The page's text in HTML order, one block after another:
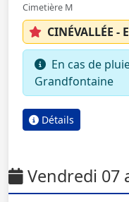
Cimetière M
CINÉVALLÉE -
En cas de
Grandfontaine
Détails
Vendredi 07